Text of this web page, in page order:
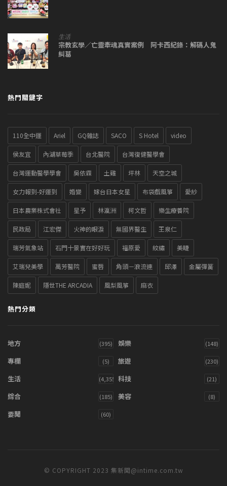
生活
宗教玄學／亡靈牽魂真實案例 阿卡西紀錄：解碼人鬼
糾葛
熱門關鍵字
110全中運 Ariel GQ雜誌 SACO S Hotel video
侯友宜 內湖草莓季 台北醫院 台灣復健醫學會
台灣運動醫學學會 吳依霖 土雞 坪林 天空之城
女力報到-好運到 婚變 嫁台日本女星 布袋戲風箏 愛紗
日本農業株式會社 星予 林瀛洲 柯文哲 樂生療養院
民政局 江宏傑 火神的眼淚 無國界醫生 王泉仁
瑞芳氣象站 石門十景實在好好玩 福原愛 紋繡 美睫
艾瑞兒美學 萬芳醫院 蜜唇 角頭－浪流連 邱澤 金屬彈簧
陳庭妮 隱世THE ARCADIA 風梨風箏 麻衣
熱門分類
地方 (395) 娛樂 (148)
專欄 (5) 旅遊 (230)
生活 (4,355) 科技 (21)
綜合 (185) 美容 (8)
要聞 (60)
© COPYRIGHT 2023 集新聞@intime.com.tw